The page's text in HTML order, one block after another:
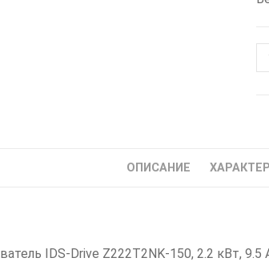
ОПИСАНИЕ
IDS-Drive Z222T2NK-150, 2.2 кВт,